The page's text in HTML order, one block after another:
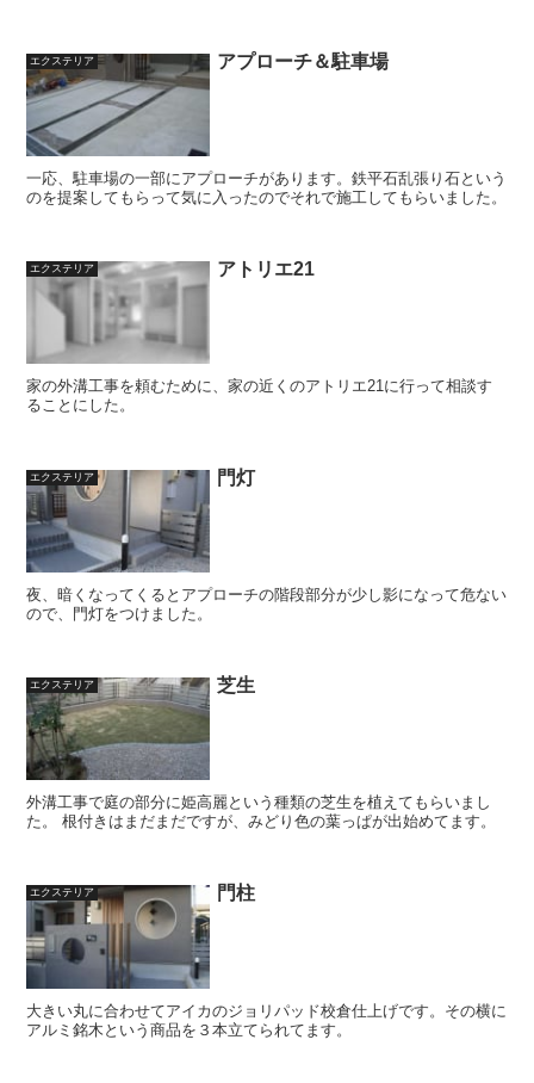
エクステリア アプローチ＆駐車場
一応、駐車場の一部にアプローチがあります。鉄平石乱張り石という
のを提案してもらって気に入ったのでそれで施工してもらいました。
エクステリア アトリエ21
家の外溝工事を頼むために、家の近くのアトリエ21に行って相談す
ることにした。
エクステリア 門灯
夜、暗くなってくるとアプローチの階段部分が少し影になって危ない
ので、門灯をつけました。
エクステリア 芝生
外溝工事で庭の部分に姫高麗という種類の芝生を植えてもらいまし
た。 根付きはまだまだですが、みどり色の葉っぱが出始めてます。
エクステリア 門柱
大きい丸に合わせてアイカのジョリパッド校倉仕上げです。その横に
アルミ銘木という商品を３本立てられてます。